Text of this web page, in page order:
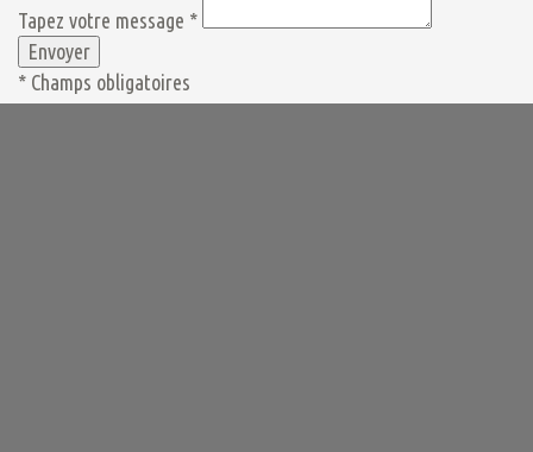
Tapez votre message *
* Champs obligatoires